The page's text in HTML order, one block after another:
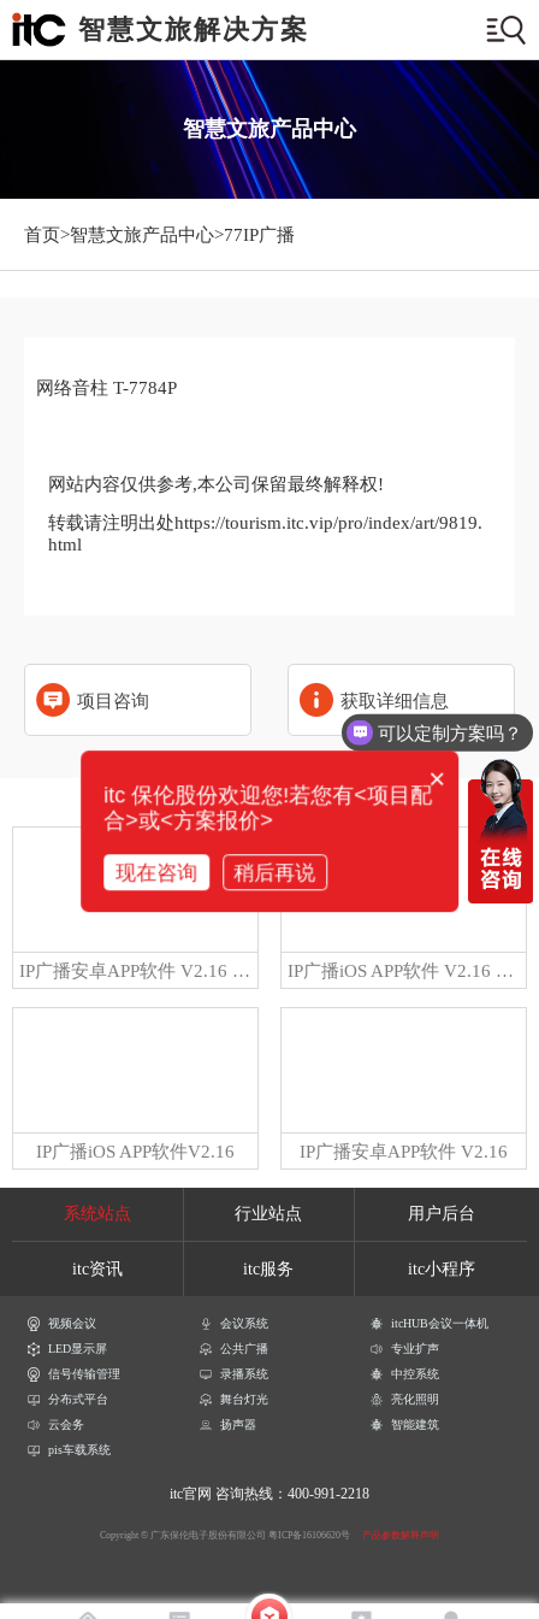
智慧文旅解决方案
智慧文旅产品中心
首页>智慧文旅产品中心>77IP广播
网络音柱 T-7784P
网站内容仅供参考,本公司保留最终解释权!
转载请注明出处https://tourism.itc.vip/pro/index/art/9819.
html
项目咨询 获取详细信息
相关产品
IP广播安卓APP软件 V2.16 T-7700PA软件 IP广播iOS APP软件 V2.16 T-7700PI软件
IP广播iOS APP软件V2.16 IP广播安卓APP软件 V2.16
系统站点 行业站点 用户后台
itc资讯 itc服务 itc小程序
视频会议 会议系统
itcHUB会议一体机
LED显示屏
公共广播
专业扩声
信号传输管理
录播系统
中控系统
分布式平台
舞台灯光
亮化照明
云会务
扬声器
智能建筑
pis车载系统
itc官网 咨询热线：400-991-2218
Copyright © 广东保伦电子股份有限公司 粤ICP备16106620号 产品参数解释声明
可以定制方案吗？
×
itc 保伦股份欢迎您!若您有<项目配
合>或<方案报价>
现在咨询 稍后再说